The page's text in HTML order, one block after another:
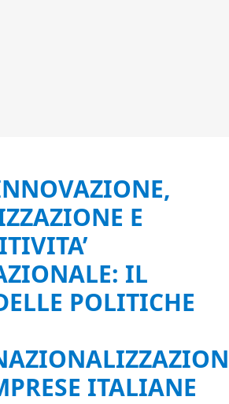
E
IL
POLITICHE
ITALIANE